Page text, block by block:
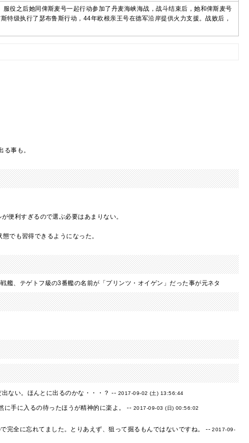
役之后她同俾斯麦号一起行动参加了丹麦海峡海战，战斗结束后，她和俾斯麦号
级执行了瑟布鲁斯行动，44年欧根亲王号在德军沿岸提供火力支援。战败后，
事も。
便利すぎるので選ぶ必要はあまりない。
でも習得できるようになった。
艦、テゲトフ級の3番艦の名前が「プリンツ・オイゲン」だった事が元ネタ
ない。ほんとに出るのかな・・・？ -- 2017-09-02 (土) 13:56:44
に手に入るの待ったほうが精神的に楽よ。 -- 2017-09-03 (日) 00:56:02
完全に忘れてました。とりあえず、狙って掘るもんではないですね。 --2017-09-